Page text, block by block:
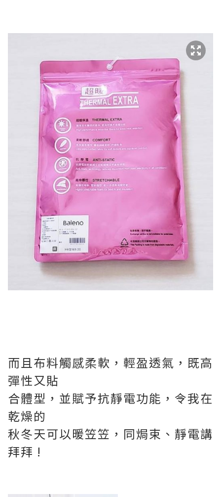
而且布料觸感柔軟，輕盈透氣，既高
彈性又貼
合體型，並賦予抗靜電功能，令我在
乾燥的
秋冬天可以暖笠笠，同焗束、靜電講
拜拜 !